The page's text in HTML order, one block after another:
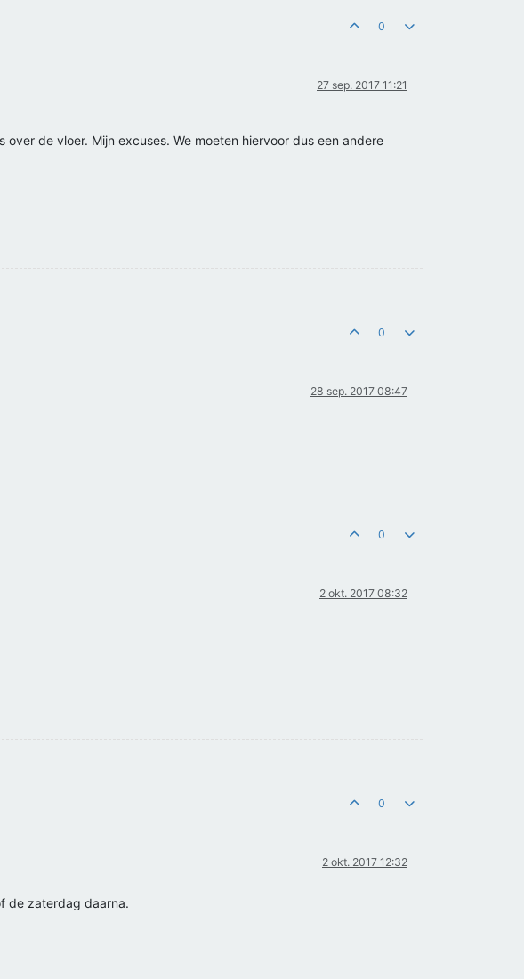
0
27 sep. 2017 11:21
de vloer. Mijn excuses. We moeten hiervoor dus een andere
0
28 sep. 2017 08:47
0
2 okt. 2017 08:32
0
2 okt. 2017 12:32
de zaterdag daarna.